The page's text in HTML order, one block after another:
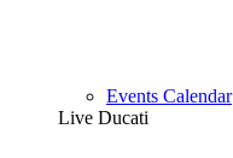
Events Calendar
Live Ducati